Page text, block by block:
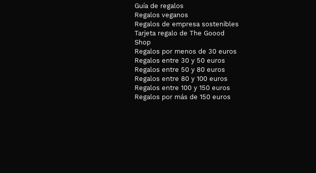
Guía de regalos
Regalos veganos
Regalos de empresa sostenibles
Tarjeta regalo de The Goood
Shop
Regalos por menos de 30 euros
Regalos entre 30 y 50 euros
Regalos entre 50 y 80 euros
Regalos entre 80 y 100 euros
Regalos entre 100 y 150 euros
Regalos por más de 150 euros